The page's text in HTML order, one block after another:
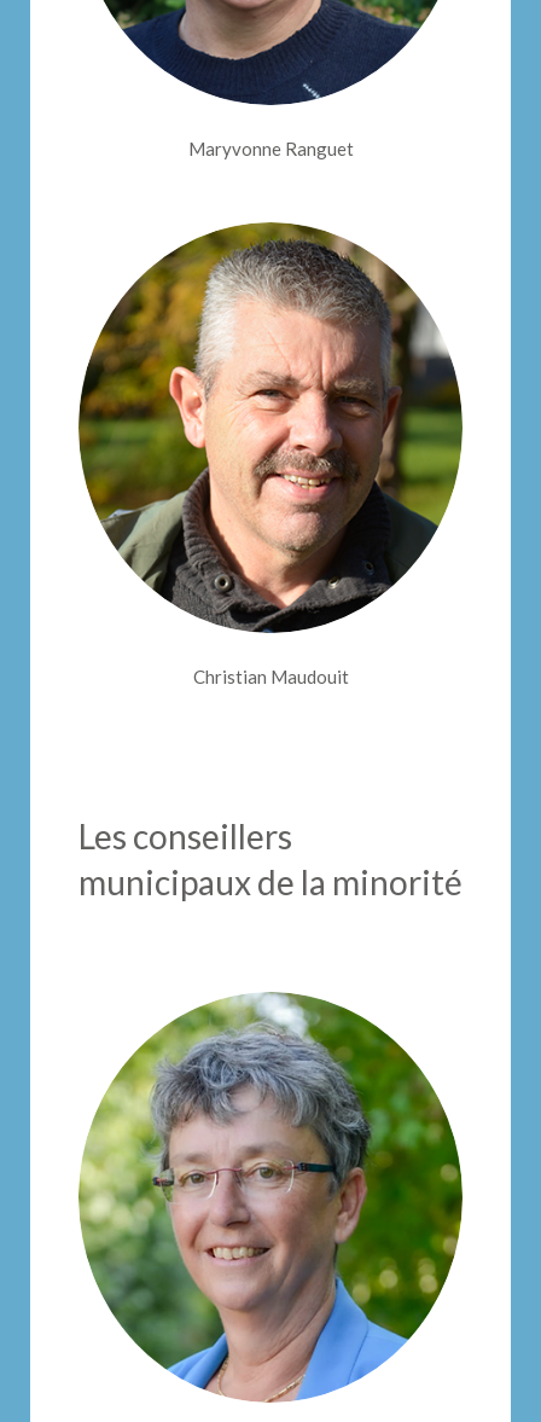
Maryvonne Ranguet
Christian Maudouit
Les conseillers
municipaux de la minorité